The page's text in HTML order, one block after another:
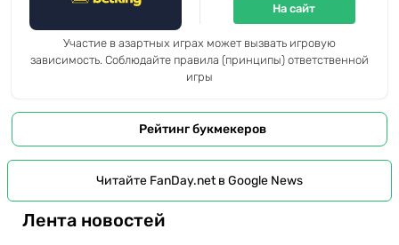
На сайт
Участие в азартных играх может вызвать игровую
зависимость. Соблюдайте правила (принципы) ответственной
игры
Рейтинг букмекеров
Читайте FanDay.net в Google News
Лента новостей